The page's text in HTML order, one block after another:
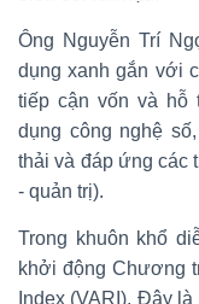
Ông Nguyễn Trí
dụng xanh gắn với
tiếp cận vốn và hỗ
dụng công nghệ
thải và đáp ứng các
- quản trị).
Trong khuôn khổ
khởi động Chương
Index (VARI). Đây